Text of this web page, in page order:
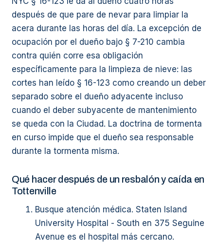
después de que pare de nevar para limpiar la
acera durante las horas del día. La excepción de
ocupación por el dueño bajo § 7-210 cambia
contra quién corre esa obligación
específicamente para la limpieza de nieve: las
cortes han leído § 16-123 como creando un deber
separado sobre el dueño adyacente incluso
cuando el deber subyacente de mantenimiento
se queda con la Ciudad. La doctrina de tormenta
en curso impide que el dueño sea responsable
durante la tormenta misma.
Qué hacer después de un resbalón y caída en
Tottenville
Busque atención médica. Staten Island
University Hospital - South en 375 Seguine
Avenue es el hospital más cercano.